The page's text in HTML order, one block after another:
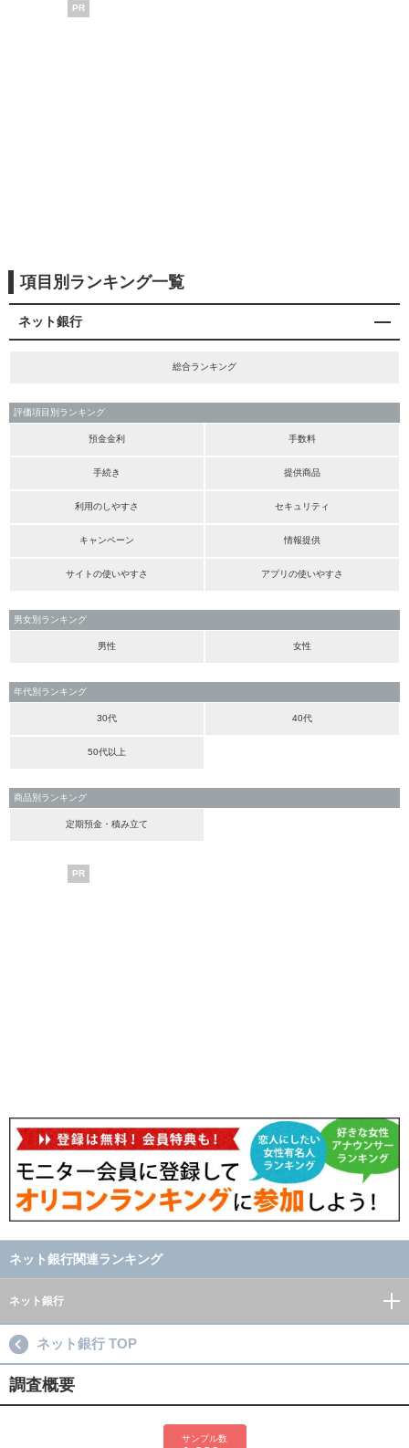
PR
項目別ランキング一覧
ネット銀行
総合ランキング
評価項目別ランキング
預金金利 手数料
手続き 提供商品
利用のしやすさ セキュリティ
キャンペーン 情報提供
サイトの使いやすさ アプリの使いやすさ
男女別ランキング
男性 女性
年代別ランキング
30代 40代
50代以上
商品別ランキング
定期預金・積み立て
PR
ネット銀行関連ランキング
ネット銀行
ネット銀行 TOP
調査概要
サンプル数